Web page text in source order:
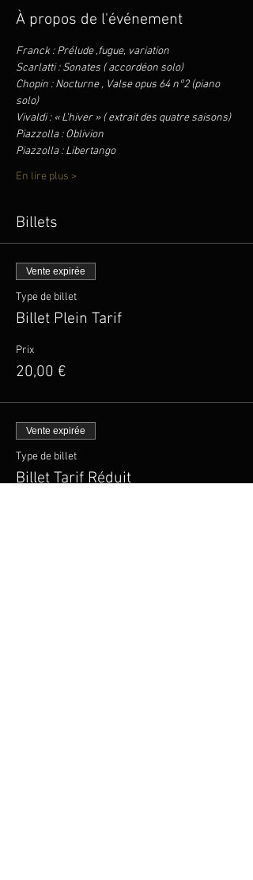
À propos de l'événement
Franck : Prélude ,fugue, variation
Scarlatti : Sonates ( accordéon solo)
Chopin : Nocturne , Valse opus 64 n°2 (piano
solo)
Vivaldi : « L’hiver » ( extrait des quatre saisons)
Piazzolla : Oblivion
Piazzolla : Libertango
En lire plus >
Billets
Vente expirée
Type de billet
Billet Plein Tarif
Prix
20,00 €
Vente expirée
Type de billet
Billet Tarif Réduit